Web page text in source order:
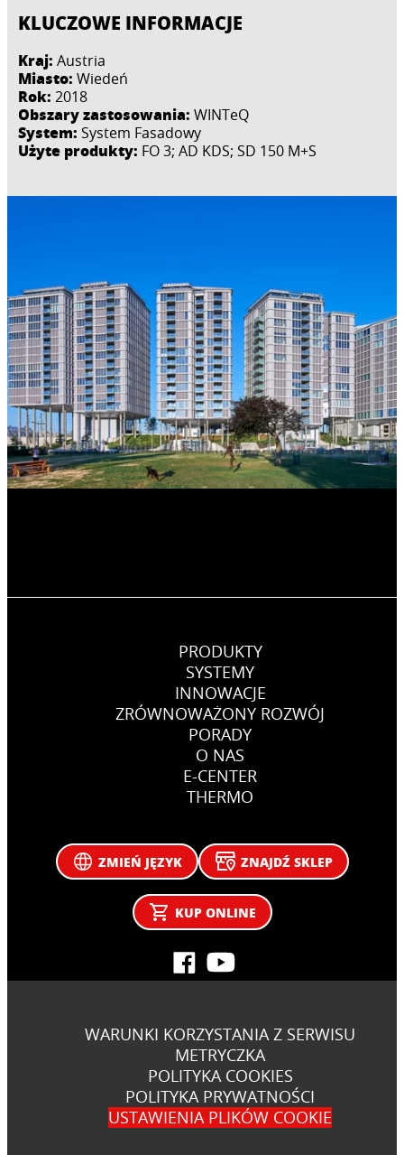
KLUCZOWE INFORMACJE
Kraj: Austria
Miasto: Wiedeń
Rok: 2018
Obszary zastosowania: WINTeQ
System: System Fasadowy
Użyte produkty: FO 3; AD KDS; SD 150 M+S
PRODUKTY
SYSTEMY
INNOWACJE
ZRÓWNOWAŻONY ROZWÓJ
PORADY
O NAS
E-CENTER
THERMO
ZMIEŃ JĘZYK ZNAJDŹ SKLEP
KUP ONLINE
WARUNKI KORZYSTANIA Z SERWISU
METRYCZKA
POLITYKA COOKIES
POLITYKA PRYWATNOŚCI
USTAWIENIA PLIKÓW COOKIE